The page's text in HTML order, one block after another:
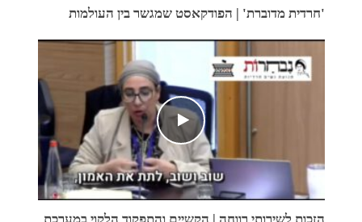
'חרדית מדוברת' | הפודקאסט שמגשר בין העולמות